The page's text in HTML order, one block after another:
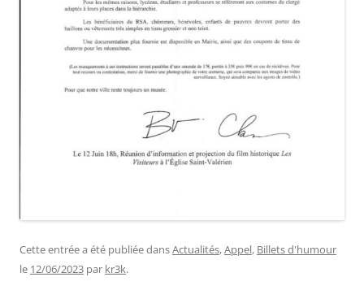
Cette entrée a été publiée dansActualités,Appel, Billets d'humour
le 12/06/2023 par kr3k.